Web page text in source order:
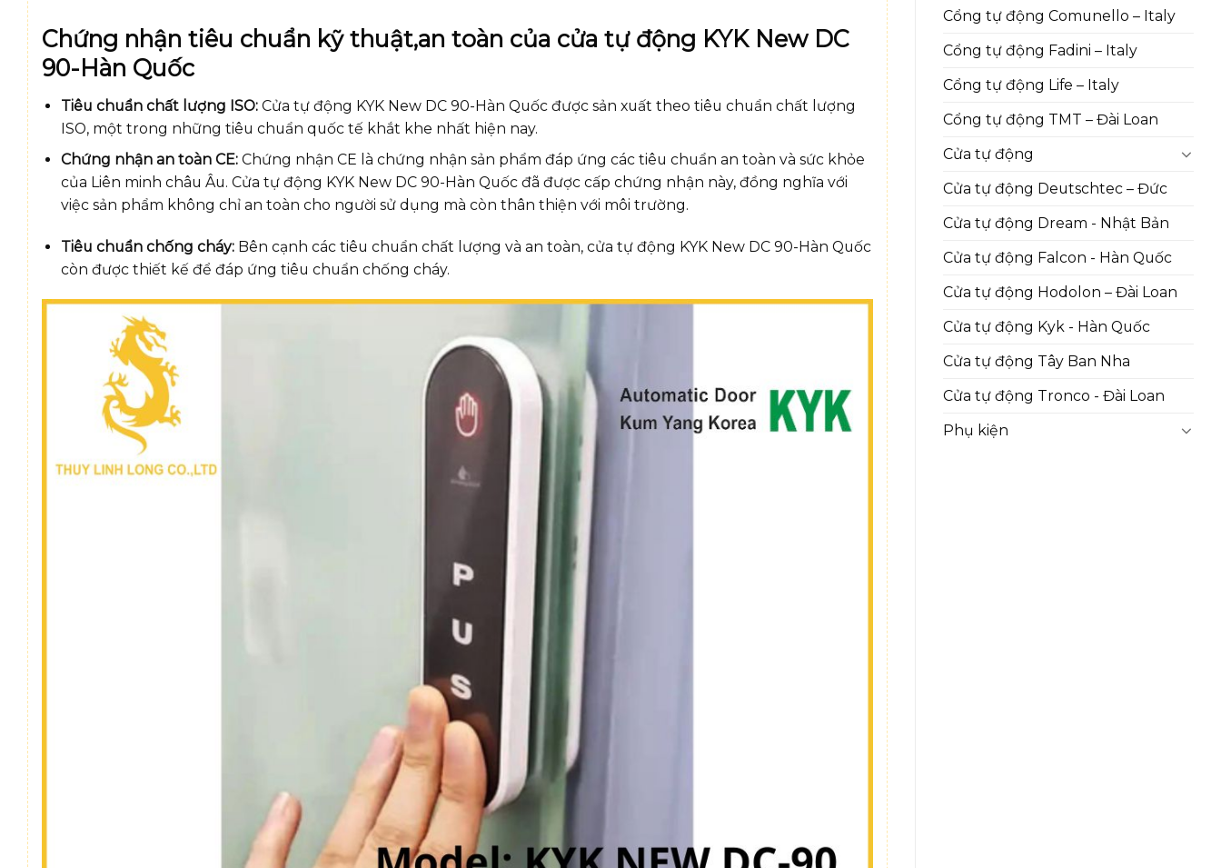
Cổng tự động Comunello – Italy
Cổng tự động Fadini – Italy
Cổng tự động Life – Italy
Cổng tự động TMT – Đài Loan
Cửa tự động
Cửa tự động Deutschtec – Đức
Cửa tự động Dream - Nhật Bản
Cửa tự động Falcon - Hàn Quốc
Cửa tự động Hodolon – Đài Loan
Cửa tự động Kyk - Hàn Quốc
Cửa tự động Tây Ban Nha
Cửa tự động Tronco - Đài Loan
Phụ kiện
Chứng nhận tiêu chuẩn kỹ thuật,an toàn của cửa tự động KYK New DC
90-Hàn Quốc
Tiêu chuẩn chất lượng ISO:Cửa tự động KYK New DC 90-Hàn Quốc được sản xuất theo tiêu chuẩn chất lượng
ISO, một trong những tiêu chuẩn quốc tế khắt khe nhất hiện nay.
Chứng nhận an toàn CE:Chứng nhận CE là chứng nhận sản phẩm đáp ứng các tiêu chuẩn an toàn và sức khỏe
của Liên minh châu Âu. Cửa tự động KYK New DC 90-Hàn Quốc đã được cấp chứng nhận này, đồng nghĩa với
việc sản phẩm không chỉ an toàn cho người sử dụng mà còn thân thiện với môi trường.
Tiêu chuẩn chống cháy:Bên cạnh các tiêu chuẩn chất lượng và an toàn, cửa tự động KYK New DC 90-Hàn Quốc
còn được thiết kế để đáp ứng tiêu chuẩn chống cháy.